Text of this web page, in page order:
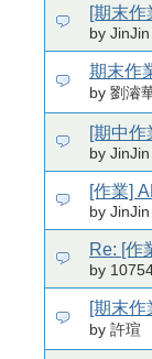
[期末
by JinJin
期末作
by 劉濬
[期中
by JinJin
[作業]
by JinJin
Re: [作
by
[期末
by 許瑄